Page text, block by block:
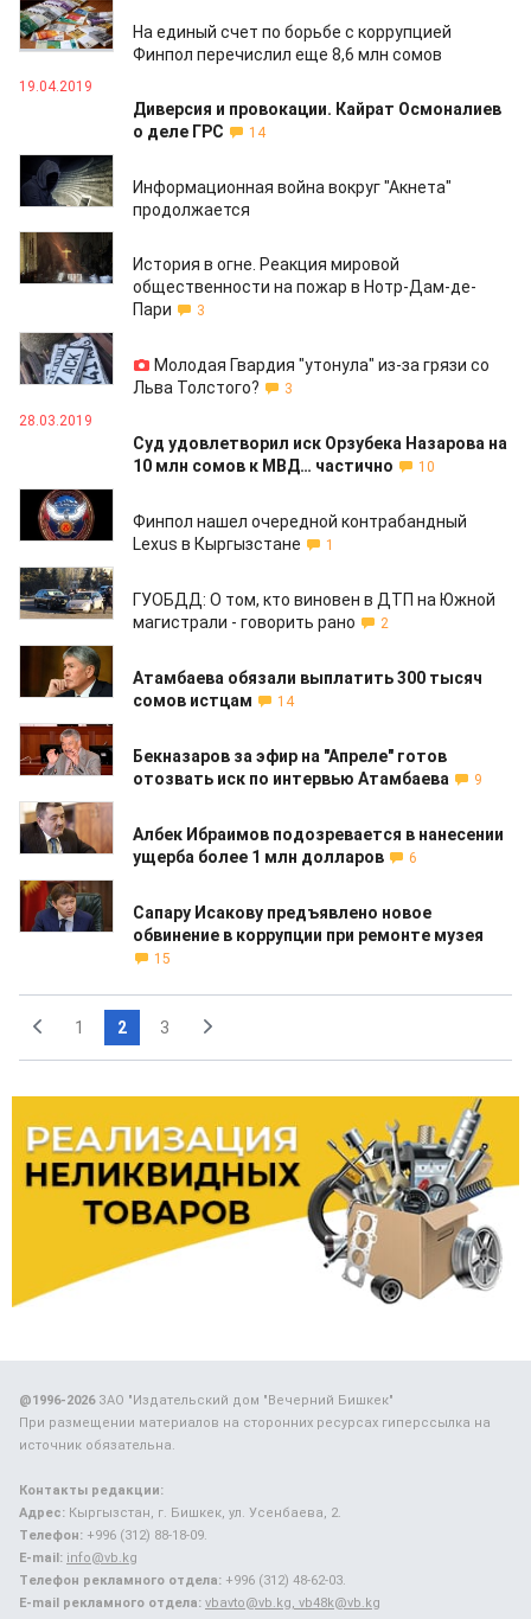
24.06.2019
На единый счет по борьбе с коррупцией
Финпол перечислил еще 8,6 млн сомов
19.04.2019
Диверсия и провокации. Кайрат Осмоналиев
о деле ГРС
14
16.04.2019
Информационная война вокруг "Акнета"
продолжается
16.04.2019
История в огне. Реакция мировой
общественности на пожар в Нотр-Дам-де-
Пари
3
29.03.2019
Молодая Гвардия "утонула" из-за грязи со
Льва Толстого?
3
28.03.2019
Суд удовлетворил иск Орзубека Назарова на
10 млн сомов к МВД… частично
10
27.03.2019
Финпол нашел очередной контрабандный
Lexus в Кыргызстане
1
25.03.2019
ГУОБДД: О том, кто виновен в ДТП на Южной
магистрали - говорить рано
2
28.02.2019
Атамбаева обязали выплатить 300 тысяч
сомов истцам
14
15.02.2019
Бекназаров за эфир на "Апреле" готов
отозвать иск по интервью Атамбаева
9
18.01.2019
Албек Ибраимов подозревается в нанесении
ущерба более 1 млн долларов
6
10.01.2019
Сапару Исакову предъявлено новое
обвинение в коррупции при ремонте музея
15
1 2 3
@1996-2026ЗАО "Издательский дом "Вечерний Бишкек"
При размещении материалов на сторонних ресурсах гиперссылка на
источник обязательна.
Контакты редакции:
Адрес: Кыргызстан, г. Бишкек, ул. Усенбаева, 2.
Телефон: +996 (312) 88-18-09.
E-mail: info@vb.kg
Телефон рекламного отдела: +996 (312) 48-62-03.
E-mail рекламного отдела: vbavto@vb.kg, vb48k@vb.kg